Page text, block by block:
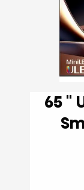
65 '' U8Q | ULED MiniLED